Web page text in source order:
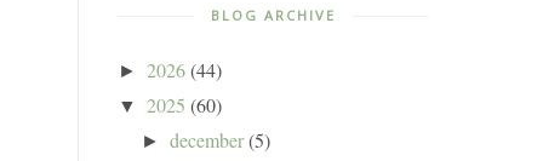
BLOG ARCHIVE
► 2026(44)
▼ 2025 (60)
►december(5)